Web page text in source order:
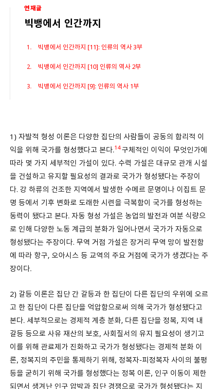
연재글
빅뱅에서 인간까지
빅뱅에서 인간까지 [11]: 인류의 역사 3부
빅뱅에서 인간까지 [10] 인류의 역사 2부
빅뱅에서 인간까지 [9]: 인류의 역사 1부
1) 자발적 형성 이론은 다양한 집단의 사람들이 공동의 합리적 이
익을 위해 국가를 형성했다고 본다.14구체적인 이익이 무엇인가에
따라 몇 가지 세부적인 가설이 있다. 수력 가설은 대규모 관개 시설
을 건설하고 유지할 필요성의 결과로 국가가 형성됐다는 주장이
다. 강 하류의 건조한 지역에서 발생한 수메르 문명이나 이집트 문
명 등에서 기후 변화로 도래한 시련을 극복함이 국가를 형성하는
동력이 됐다고 본다. 자동 형성 가설은 농업의 발전과 여분 식량으
로 인해 다양한 노동 계급의 분화가 일어나면서 국가가 자동으로
형성됐다는 주장이다. 무역 거점 가설은 장거리 무역 망이 발전함
에 따라 항구, 오아시스 등 교역의 주요 거점에 국가가 생겼다는 주
장이다.
2) 갈등 이론은 집단 간 갈등과 한 집단이 다른 집단의 우위에 오르
고 한 집단이 다른 집단을 억압함으로써 의해 국가가 형성됐다고
본다. 세부적으로는 경제적 계층 분화, 다른 집단을 정복, 지역 내
갈등 등으로 사유 재산의 보호, 사회질서의 유지 필요성이 생기고
이를 위해 관료제가 진화하고 국가가 형성됐다는 경제적 분화 이
론, 정복지의 주민을 통제하기 위해, 정복자-피정복자 사이의 불평
등을 굳히기 위해 국가를 형성했다는 정복 이론, 인구 이동이 제한
되면서 생겨난 인구 압박과 집단 경쟁으로 국가가 형성됐다는 지